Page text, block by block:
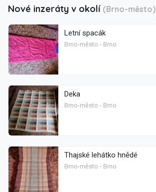
Nové inzeráty v okolí (Brno-město)
Letní spacák
Brno-město - Brno
Deka
Brno-město - Brno
Thajské lehátko hnědé
Brno-město - Brno